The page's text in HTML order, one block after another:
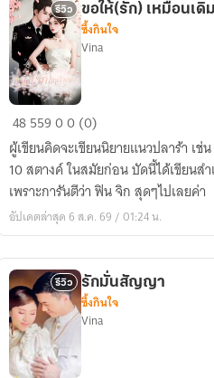
รีวิว
ขอ
ให้(รัก)
เหมือน
เดิม
ขอให้(รัก) เหมือนเดิม
ซึ้งกินใจ
Vina
4855900 (0)
ผู้เขียนคิดจะเขียนนิยายแนวปลาร้า เ
10 สตางค์ ในสมัยก่อน บัดนี้ได้เขียนส
เพราะการันตีว่า ฟิน จิก สุดๆไปเลยค่า
อัปเดตล่าสุด 6 ส.ค. 69 / 01:24 น.
รีวิว รักมั่นสัญญา
ซึ้งกินใจ
Vina